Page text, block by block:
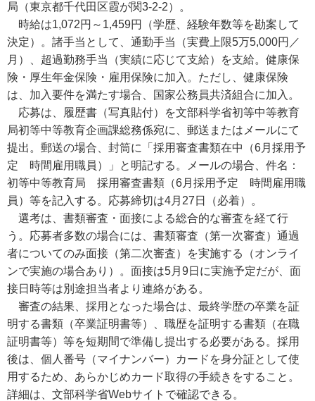
局（東京都千代田区霞が関3-2-2）。
時給は1,072円～1,459円（学歴、経験年数等を勘案して
決定）。諸手当として、通勤手当（実費上限5万5,000円／
月）、超過勤務手当（実績に応じて支給）を支給。健康保
険・厚生年金保険・雇用保険に加入。ただし、健康保険
は、加入要件を満たす場合、国家公務員共済組合に加入。
応募は、履歴書（写真貼付）を文部科学省初等中等教育
局初等中等教育企画課総務係宛に、郵送またはメールにて
提出。郵送の場合、封筒に「採用審査書類在中（6月採用予
定 時間雇用職員）」と明記する。メールの場合、件名：
初等中等教育局 採用審査書類（6月採用予定 時間雇用職
員）等を記入する。応募締切は4月27日（必着）。
選考は、書類審査・面接による総合的な審査を経て行
う。応募者多数の場合には、書類審査（第一次審査）通過
者についてのみ面接（第二次審査）を実施する（オンライ
ンで実施の場合あり）。面接は5月9日に実施予定だが、面
接日時等は別途担当者より連絡がある。
審査の結果、採用となった場合は、最終学歴の卒業を証
明する書類（卒業証明書等）、職歴を証明する書類（在職
証明書等）等を短期間で準備し提出する必要がある。採用
後は、個人番号（マイナンバー）カードを身分証として使
用するため、あらかじめカード取得の手続きをすること。
詳細は、文部科学省Webサイトで確認できる。